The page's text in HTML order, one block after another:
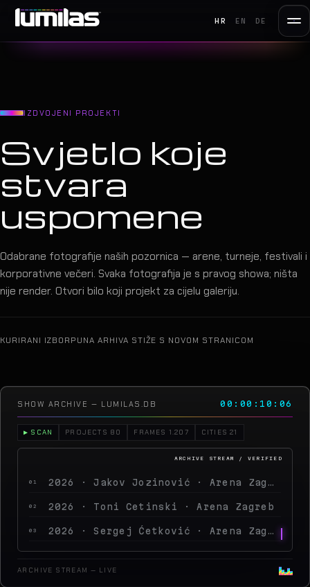
HR EN DE
IZDVOJENI PROJEKTI
Svjetlo koje
stvara
uspomene
Odabrane fotografije naših pozornica — arene, turneje, festivali i
korporativne večeri. Svaka fotografija je s pravog showa; ništa
nije render. Otvori bilo koji projekt za cijelu galeriju.
KURIRANI IZBORPUNA ARHIVA STIŽE S NOVOM STRANICOM
SHOW ARCHIVE — LUMILAS.DB 00:00:14:19
▶ SCAN PROJECTS 80 FRAMES 1.207 CITIES 21
01 2026 · Jakov Jozinović · Arena Zagreb
02 2026 · Toni Cetinski · Arena Zagreb
03 2026 · Sergej Ćetković · Arena Zagreb
2026 · Peđa Jovanović · Arena Zagreb
ARCHIVE STREAM — LIVE